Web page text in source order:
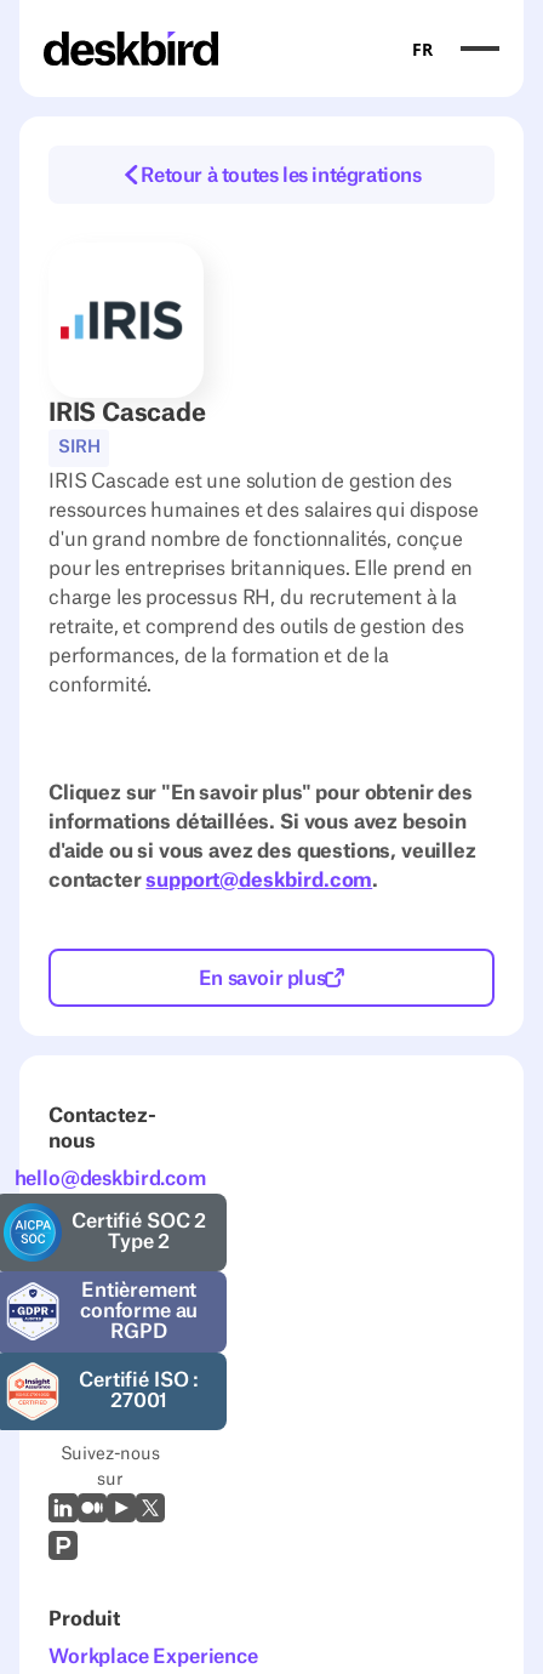
FR
Retour à toutes les intégrations
IRIS Cascade
SIRH
IRIS Cascade est une solution de gestion des
ressources humaines et des salaires qui dispose
d'un grand nombre de fonctionnalités, conçue
pour les entreprises britanniques. Elle prend en
charge les processus RH, du recrutement à la
retraite, et comprend des outils de gestion des
performances, de la formation et de la
conformité.
Cliquez sur "En savoir plus" pour obtenir des
informations détaillées. Si vous avez besoin
d'aide ou si vous avez des questions, veuillez
contactersupport@deskbird.com.
En savoir plus
Contactez-
nous
hello@deskbird.com
Certifié SOC 2
Type 2
Entièrement
conforme au
RGPD
Certifié ISO :
27001
Suivez-nous
sur
LinkedIn
MoyenYoutubeX (Twitter)
Prodcut Hunt
Produit
Workplace Experience